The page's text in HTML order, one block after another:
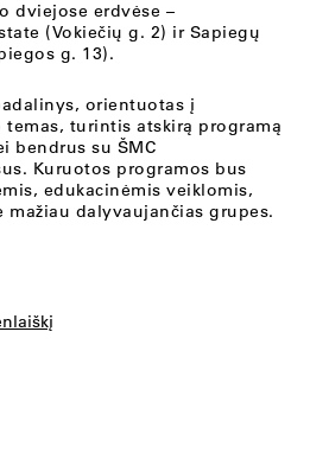
dviejose erdvėse –
(Vokiečių g. 2) ir Sapiegų
g. 13).
orientuotas į
turintis atskirą programą
bendrus su ŠMC
Kuruotos programos bus
edukacinėmis veiklomis,
dalyvaujančias grupes.